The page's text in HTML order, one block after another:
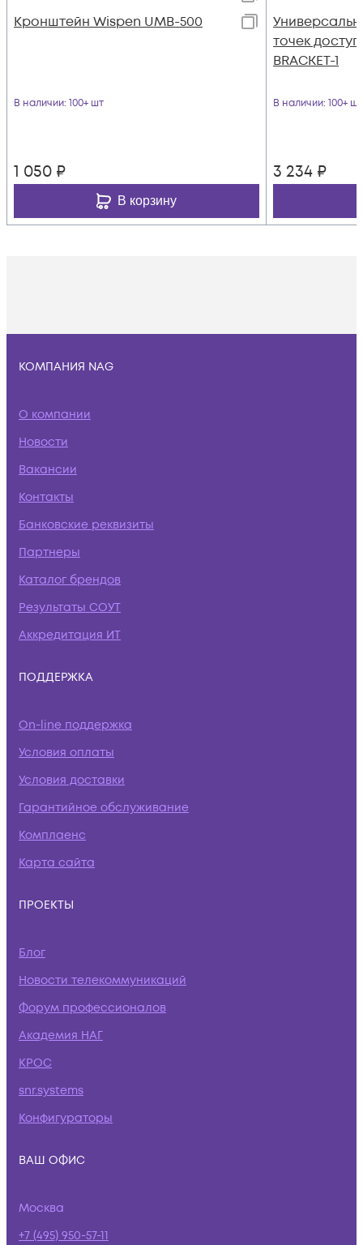
Кронштейн Wispen UMB-500
В наличии: 100+ шт
1 050 ₽
В корзину
точек
BRACKET-1
В наличии: 100+ шт
3 234 ₽
КОМПАНИЯ NAG
О компании
Новости
Вакансии
Контакты
Банковские реквизиты
Партнеры
Каталог брендов
Результаты СОУТ
Аккредитация ИТ
ПОДДЕРЖКА
On-line поддержка
Условия оплаты
Условия доставки
Гарантийное обслуживание
Комплаенс
Карта сайта
ПРОЕКТЫ
Блог
Новости телекоммуникаций
Форум профессионалов
Академия НАГ
КРОС
snr.systems
Конфигураторы
ВАШ ОФИС
Москва
+7 (495) 950-57-11